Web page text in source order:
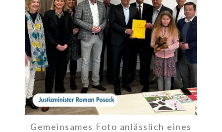
Gemeinsames Foto anlässlich eines